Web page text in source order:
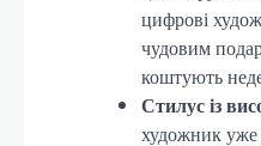
цифрові
чудовим
коштують
Стилус із
художник